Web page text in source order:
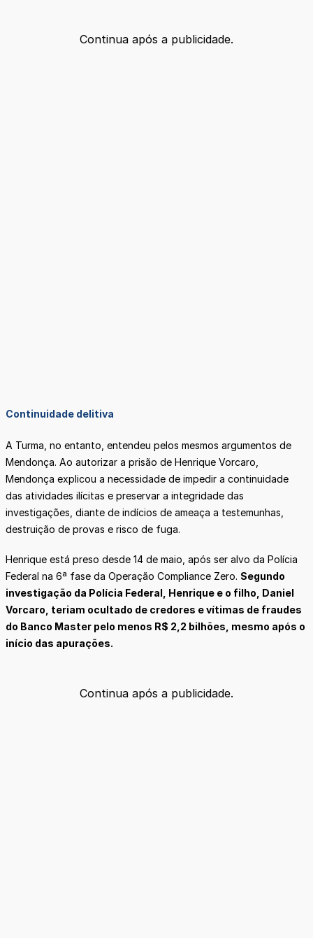
Continua após a publicidade.
Continuidade delitiva
A Turma, no entanto, entendeu pelos mesmos argumentos de
Mendonça. Ao autorizar a prisão de Henrique Vorcaro,
Mendonça explicou a necessidade de impedir a continuidade
das atividades ilícitas e preservar a integridade das
investigações, diante de indícios de ameaça a testemunhas,
destruição de provas e risco de fuga.
Henrique está preso desde 14 de maio, após ser alvo da Polícia
Federal na 6ª fase da Operação Compliance Zero. Segundo
investigação da Polícia Federal, Henrique e o filho, Daniel
Vorcaro, teriam ocultado de credores e vítimas de fraudes
do Banco Master pelo menos R$ 2,2 bilhões, mesmo após o
início das apurações.
Continua após a publicidade.